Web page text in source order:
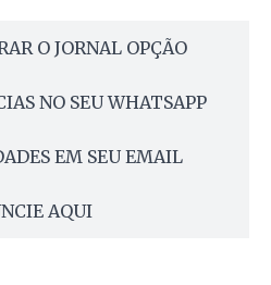
O JORNAL OPÇÃO
NO SEU WHATSAPP
EM SEU EMAIL
AQUI